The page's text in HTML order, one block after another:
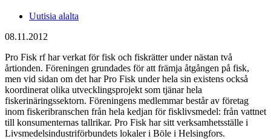
Uutisia alalta
08.11.2012
Pro Fisk rf har verkat för fisk och fiskrätter under nästan två
årtionden. Föreningen grundades för att främja åtgången på fisk,
men vid sidan om det har Pro Fisk under hela sin existens också
koordinerat olika utvecklingsprojekt som tjänar hela
fiskerinäringssektorn. Föreningens medlemmar består av företag
inom fiskeribranschen från hela kedjan för fisklivsmedel: från vattnet
till konsumenternas tallrikar. Pro Fisk har sitt verksamhetsställe i
Livsmedelsindustriförbundets lokaler i Böle i Helsingfors.